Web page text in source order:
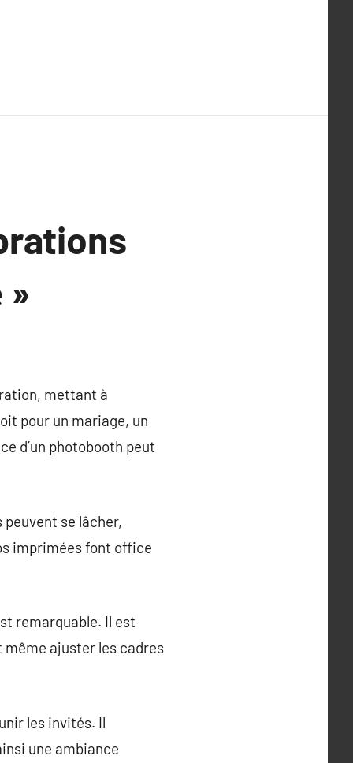
mettant à
pour un mariage, un
d’un photobooth peut
se lâcher,
imprimées font office
remarquable. Il est
ajuster les cadres
les invités. Il
une ambiance